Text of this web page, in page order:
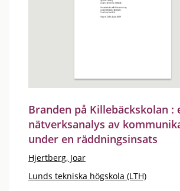
Branden på Killebäckskolan :
nätverksanalys av
under en räddningsinsats
Hjertberg, Joar
Lunds tekniska högskola (LTH)